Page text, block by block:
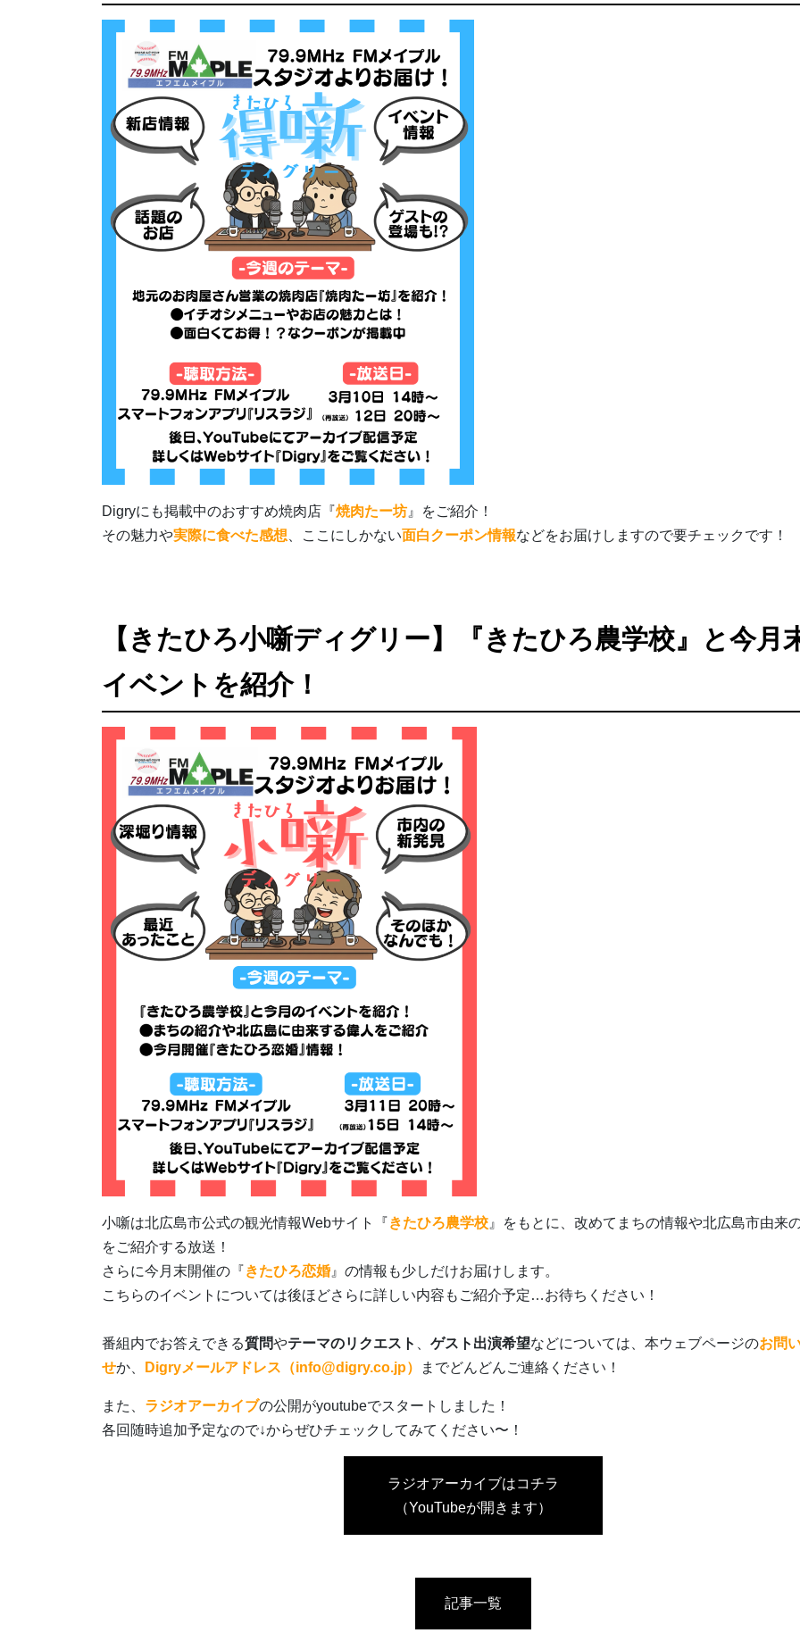
Digryにも掲載中のおすすめ焼肉店『焼肉たー坊 』をご紹介！
その魅力や実際に食べた感想 、ここにしかない面白クーポン情報などをお届けしますので要チェックです！
【きたひろ小噺ディグリー】『きたひろ農学校』と今月
イベントを紹介！
小噺は北広島市公式の観光情報Webサイト『きたひろ農学校 』をもとに、改めてまちの情報や北広島市由来
をご紹介する放送！
さらに今月末開催の『きたひろ恋婚 』の情報も少しだけお届けします。
こちらのイベントについては後ほどさらに詳しい内容もご紹介予定…お待ちください！
番組内でお答えできる質問やテーマのリクエスト ゲスト出演希望などについては、本ウェブページのお問
せか、 Digryメールアドレス（info@digry.co.jp） までどんどんご連絡ください！
また、 ラジオアーカイブの公開がyoutubeでスタートしました！
各回随時追加予定なので↓からぜひチェックしてみてください〜！
ラジオアーカイブはコチラ
（YouTubeが開きます）
記事一覧